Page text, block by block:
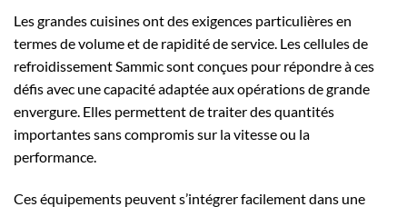
Les grandes cuisines ont des exigences particulières en
termes de volume et de rapidité de service. Les cellules de
refroidissement Sammic sont conçues pour répondre à ces
défis avec une capacité adaptée aux opérations de grande
envergure. Elles permettent de traiter des quantités
importantes sans compromis sur la vitesse ou la
performance.
Ces équipements peuvent s’intégrer facilement dans une